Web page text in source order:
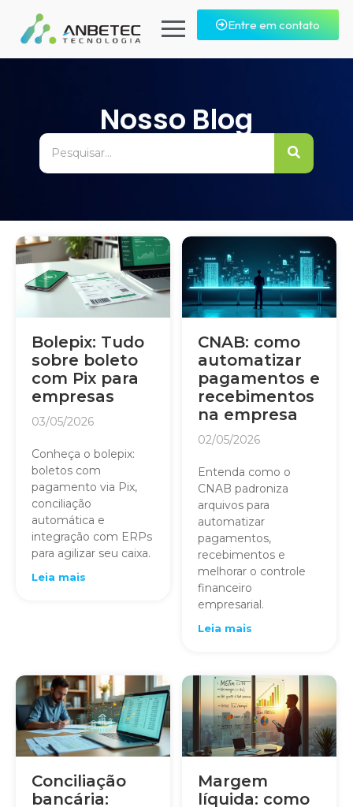
Entre em contato
Nosso Blog
Bolepix: Tudo
sobre boleto
com Pix para
empresas
03/05/2026
Conheça o bolepix:
boletos com
pagamento via Pix,
conciliação
automática e
integração com ERPs
para agilizar seu caixa.
Leia mais
CNAB: como
automatizar
pagamentos e
recebimentos
na empresa
02/05/2026
Entenda como o
CNAB padroniza
arquivos para
automatizar
pagamentos,
recebimentos e
melhorar o controle
financeiro
empresarial.
Leia mais
Conciliação
bancária:
Margem
líquida: como